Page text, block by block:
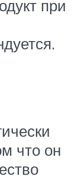
при
что он